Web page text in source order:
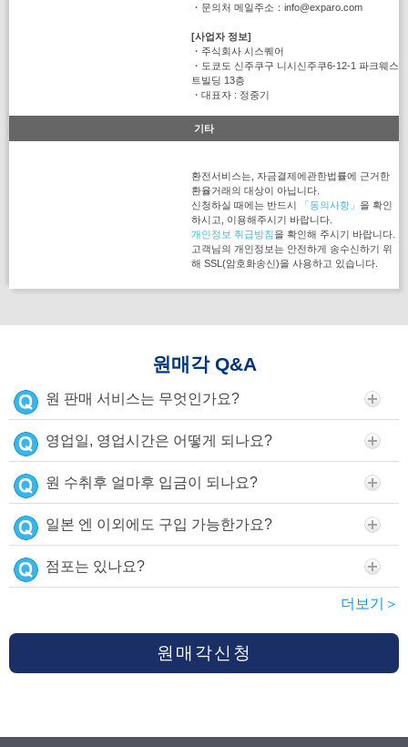
・문의처 메일주소：info@exparo.com
[사업자 정보]
・주식회사 시스퀘어
・도쿄도 신주쿠구 니시신주쿠6-12-1 파크웨스
트빌딩 13층
・대표자 : 정중기
기타
환전서비스는, 자금결제에관한법률에 근거한
환율거래의 대상이 아닙니다.
신청하실 때에는 반드시
「동의사항」 을 확인
하시고, 이용해주시기 바랍니다.
개인정보 취급방침을 확인해 주시기 바랍니다.
고객님의 개인정보는 안전하게 송수신하기 위
해 SSL(암호화송신)을 사용하고 있습니다.
원매각 Q&A
원 판매 서비스는 무엇인가요?
영업일, 영업시간은 어떻게 되나요?
원 수취후 얼마후 입금이 되나요?
일본 엔 이외에도 구입 가능한가요?
점포는 있나요?
더보기＞
원매각신청